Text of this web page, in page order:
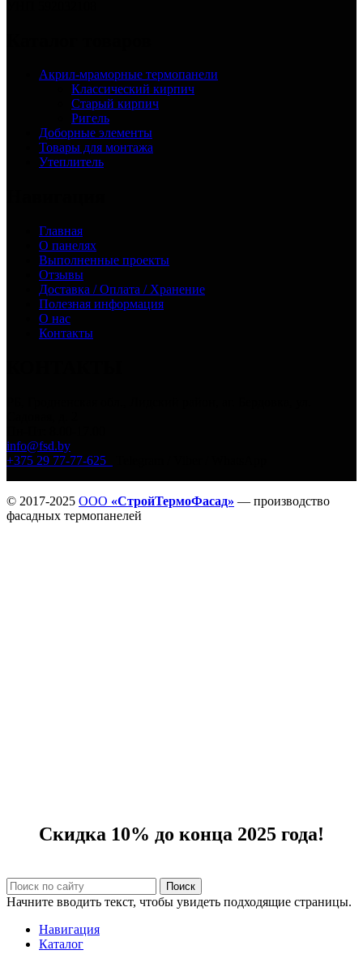
Акрил-мраморные термопанели
Классический кирпич
Старый кирпич
Ригель
Доборные элементы
Товары для монтажа
Утеплитель
Главная
О панелях
Выполненные проекты
Отзывы
Доставка / Оплата / Хранение
Полезная информация
О нас
Контакты
info@fsd.by
+375 29 77-77-625
© 2017-2025 ООО «СтройТермоФасад» — производство
фасадных термопанелей
Скидка 10% до конца 2025 года!
Поиск
Начните вводить текст, чтобы увидеть подходящие страницы.
Навигация
Каталог